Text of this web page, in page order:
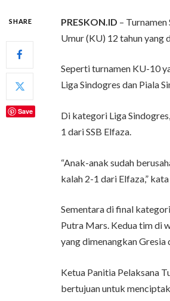
SHARE
Save
PRESKON.ID –
Umur (KU) 12 tahun yang
Seperti turnamen KU-10
Liga Sindogres dan Piala
Di kategori Liga
1 dari SSB Elfaza.
“Anak-anak sudah
kalah 2-1 dari Elfaza,”
Sementara di final
Putra Mars. Kedua tim di
yang dimenangkan Gresia
Ketua Panitia Pelaksana
bertujuan untuk